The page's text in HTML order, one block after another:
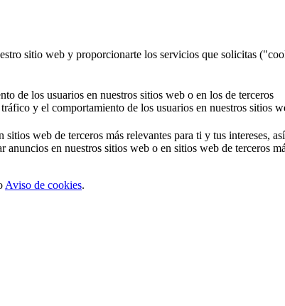
sitio web y proporcionarte los servicios que solicitas
de los usuarios en nuestros sitios web o en los de terceros
y el comportamiento de los usuarios en nuestros sitios
web de terceros más relevantes para ti y tus intereses,
anuncios en nuestros sitios web o en sitios web de terceros
Aviso de cookies.